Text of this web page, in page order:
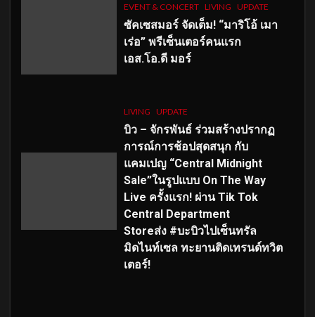
EVENT & CONCERT LIVING UPDATE
ซัคเซสมอร์ จัดเต็ม! “มาริโอ้ เมา
เร่อ” พรีเซ็นเตอร์คนแรก
เอส.โอ.ดี มอร์
LIVING UPDATE
บิว – จักรพันธ์ ร่วมสร้างปรากฏ
การณ์การช้อปสุดสนุก กับ
แคมเปญ “Central Midnight
Sale”ในรูปแบบ On The Way
Live ครั้งแรก! ผ่าน Tik Tok
Central Department
Storeส่ง #บะบิวไปเซ็นทรัล
มิดไนท์เซล ทะยานติดเทรนด์ทวิต
เตอร์!